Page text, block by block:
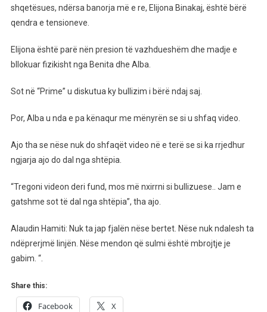
Ashpër
Dhe
Kërcënon
Këtë
shqetësues, ndërsa banorja më e re, Elijona Binakaj, është bërë
qendra e tensioneve.
Elijona është parë nën presion të vazhdueshëm dhe madje e
bllokuar fizikisht nga Benita dhe Alba.
Sot në “Prime” u diskutua ky bullizim i bërë ndaj saj.
Por, Alba u nda e pa kënaqur me mënyrën se si u shfaq video.
Ajo tha se nëse nuk do shfaqët video në e terë se si ka rrjedhur
ngjarja ajo do dal nga shtëpia.
“Tregoni videon deri fund, mos më nxirrni si bullizuese.. Jam e
gatshme sot të dal nga shtëpia”, tha ajo.
Alaudin Hamiti: Nuk ta jap fjalën nëse bertet. Nëse nuk ndalesh ta
ndëprerjmë linjën. Nëse mendon që sulmi është mbrojtje je
gabim. “.
Share this:
Facebook X